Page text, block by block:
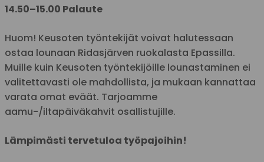
14.50–15.00 Palaute
Huom! Keusoten työntekijät voivat halutessaan
ostaa lounaan Ridasjärven ruokalasta Epassilla.
Muille kuin Keusoten työntekijöille lounastaminen ei
valitettavasti ole mahdollista, ja mukaan kannattaa
varata omat eväät. Tarjoamme
aamu-/iltapäiväkahvit osallistujille.
Lämpimästi tervetuloa työpajoihin!